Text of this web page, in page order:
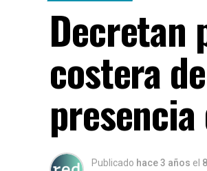
Decretan
costera
Publicado hace 3 años el